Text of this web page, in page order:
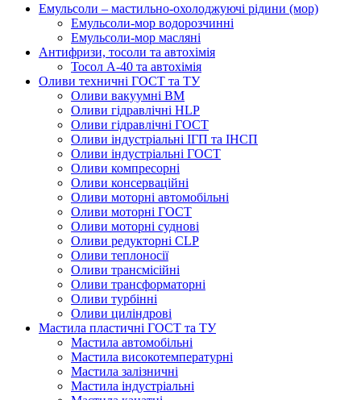
Емульсоли – мастильно-охолоджуючі рідини (мор)
Емульсоли-мор водорозчинні
Емульсоли-мор масляні
Антифризи, тосоли та автохімія
Тосол А-40 та автохімія
Оливи техничні ГОСТ та ТУ
Оливи вакуумні ВМ
Оливи гідравлічні HLP
Оливи гідравлічні ГОСТ
Оливи індустріальні ІГП та ІНСП
Оливи індустріальні ГОСТ
Оливи компресорні
Оливи консерваційні
Оливи моторні автомобільні
Оливи моторні ГОСТ
Оливи моторні суднові
Оливи редукторні CLP
Оливи теплоносії
Оливи трансмісійні
Оливи трансформаторні
Оливи турбінні
Оливи циліндрові
Мастила пластичні ГОСТ та ТУ
Мастила автомобільні
Мастила високотемпературні
Мастила залізничні
Мастила індустріальні